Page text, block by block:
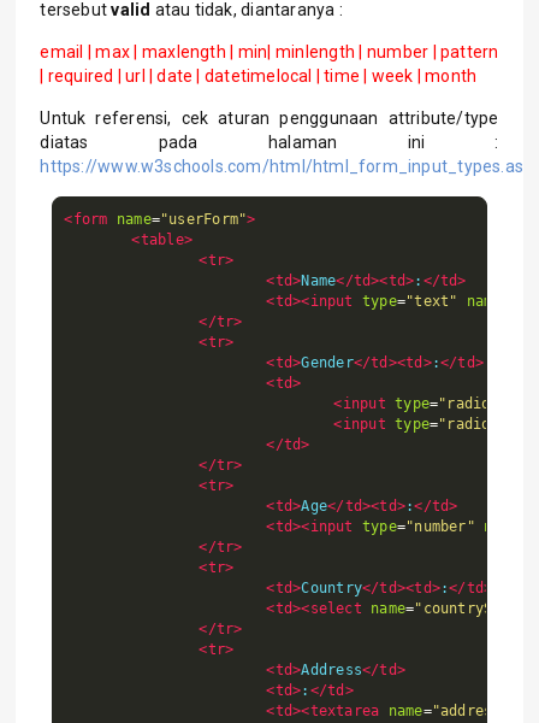
tersebutvalid atau tidak, diantaranya :
email | max | maxlength | min| minlength | number | pattern
| required | url | date | datetimelocal | time | week | month
Untuk referensi, cek aturan penggunaan attribute/type
diatas pada halaman ini :
https://www.w3schools.com/html/html_form_input_types.asp
<form name="userForm">
<table>
<tr>
<td>Name</td><td>: </td>
<td><input
type="text" name
</tr>
<tr>
<td>Gender</td><td>:</td>
<td>
<input type="radio"
<input type="radio"
</td>
</tr>
<tr>
<td>Age</td><td>:</td>
<td><input
type="number" name
</tr>
<tr>
<td>Country</td><td>:</td>
<td><select
name=
</tr>
<tr>
<td>Address</td>
<td>: </td>
<td><textarea
name=